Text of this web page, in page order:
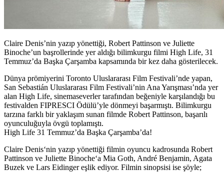
Claire Denis’nin yazıp yönettiği, Robert Pattinson ve Juliette
Binoche’un başrollerinde yer aldığı bilimkurgu filmi High Life, 31
Temmuz’da Başka Çarşamba kapsamında bir kez daha gösterilecek.
Dünya prömiyerini Toronto Uluslararası Film Festivali’nde yapan,
San Sebastián Uluslararası Film Festivali’nin Ana Yarışması’nda yer
alan High Life, sinemaseverler tarafından beğeniyle karşılandığı bu
festivalden FIPRESCI Ödülü’yle dönmeyi başarmıştı. Bilimkurgu
tarzına farklı bir yaklaşım sunan filmde Robert Pattinson, başarılı
oyunculuğuyla övgü toplamıştı.
High Life 31 Temmuz’da Başka Çarşamba’da!
Claire Denis‘nin yazıp yönettiği filmin oyuncu kadrosunda Robert
Pattinson ve Juliette Binoche‘a Mia Goth, André Benjamin, Agata
Buzek ve Lars Eidingereşlik ediyor. Filmin sinopsisi ise şöyle;